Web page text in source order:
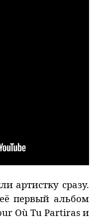
артистку сразу.
первый альбом
Où Tu Partiras и